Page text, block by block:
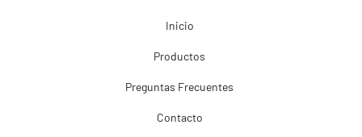
Inicio
Productos
Preguntas Frecuentes
Contacto